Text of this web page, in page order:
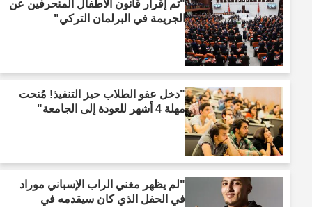
"تم إقرار قانون الأطفال المنحرفين عن
الجريمة في البرلمان التركي"
"دخل عفو الطلاب حيز التنفيذ! مُنحت
مهلة 4 أشهر للعودة إلى الجامعة"
"لم يظهر مغني الراب الإسباني موراد
في الحفل الذي كان سيقدمه في